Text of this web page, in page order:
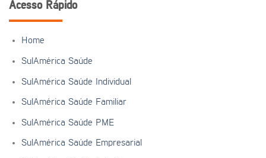
Acesso Rápido
Home
SulAmérica Saúde
SulAmérica Saúde Individual
SulAmérica Saúde Familiar
SulAmérica Saúde PME
SulAmérica Saúde Empresarial